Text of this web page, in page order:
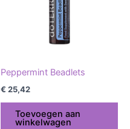
Peppermint Beadlets
€ 25,42
Toevoegen aan
winkelwagen